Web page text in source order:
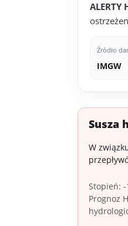
ALERTY
Źródło
IMGW
Susza
W
Stopień:
Prognoz